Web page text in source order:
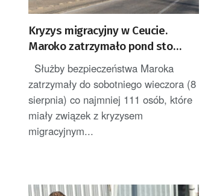
Kryzys migracyjny w Ceucie.
Maroko zatrzymało pond sto
osób
Służby bezpieczeństwa Maroka
zatrzymały do sobotniego wieczora (8
sierpnia) co najmniej 111 osób, które
miały związek z kryzysem
migracyjnym...